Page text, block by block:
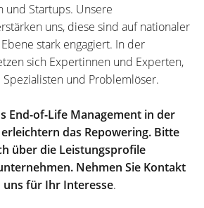
und Startups. Unsere
uns, diese sind auf nationaler
stark engagiert. In der
sich Expertinnen und Experten,
und Problemlöser.
End-of-Life Management in der
das Repowering. Bitte
über die Leistungsprofile
Nehmen Sie Kontakt
uns für Ihr Interesse.